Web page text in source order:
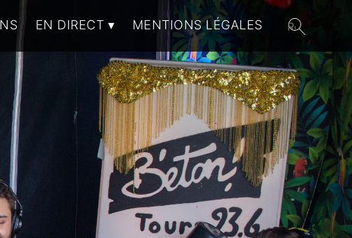
EN DIRECT MENTIONS LÉGALES